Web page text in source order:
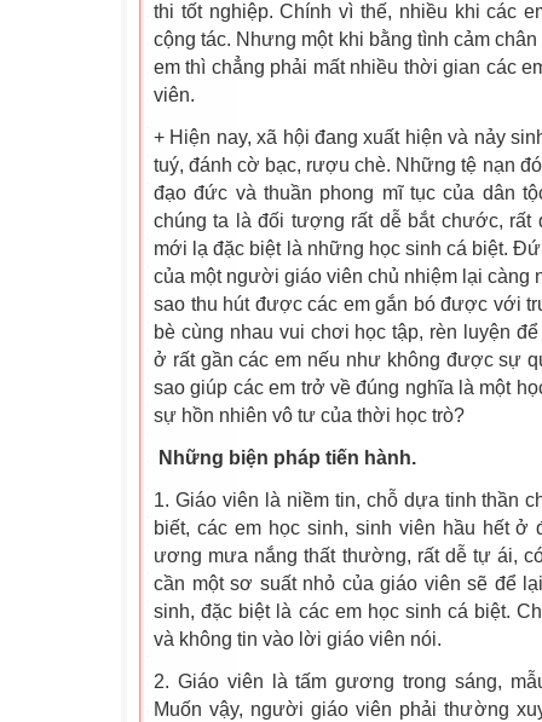
thi tốt nghiệp. Chính vì thế, nhiều khi các
cộng tác. Nhưng một khi bằng tình cảm
em thì chẳng phải mất nhiều thời gian các
viên.
+ Hiện nay, xã hội đang xuất hiện và nảy
tuý, đánh cờ bạc, rượu chè. Những tệ nạn
đạo đức và thuần phong mĩ tục của dân
chúng ta là đối tượng rất dễ bắt chước,
mới lạ đặc biệt là những học sinh cá biệt.
của một người giáo viên chủ nhiệm lại càng
sao thu hút được các em gắn bó được với
bè cùng nhau vui chơi học tập, rèn luyện
ở rất gần các em nếu như không được sự
sao giúp các em trở về đúng nghĩa là một
sự hồn nhiên vô tư của thời học trò?
Những biện pháp tiến hành.
1. Giáo viên là niềm tin, chỗ dựa tinh thần
biết, các em học sinh, sinh viên hầu hết
ương mưa nắng thất thường, rất dễ tự ái,
cần một sơ suất nhỏ của giáo viên sẽ để
sinh, đặc biệt là các em học sinh cá biệt.
và không tin vào lời giáo viên nói.
2. Giáo viên là tấm gương trong sáng,
Muốn vậy, người giáo viên phải thường